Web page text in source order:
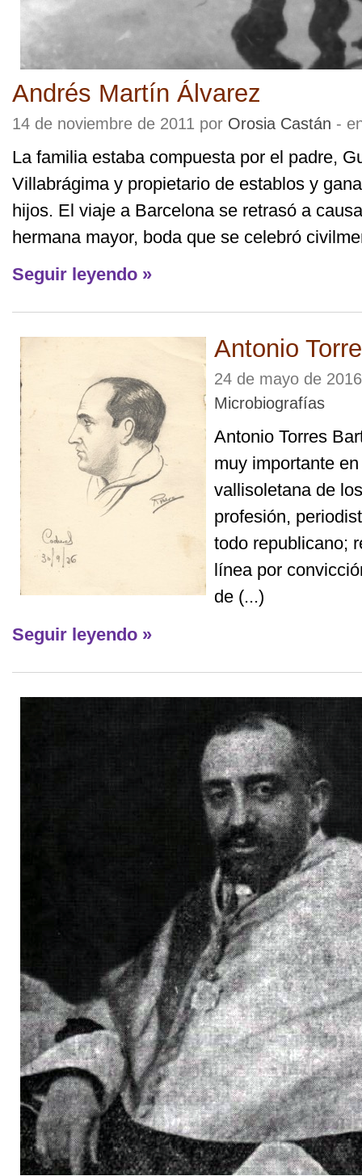
Andrés Martín Álvarez
14 de noviembre de 2011 por Orosia Castán -
La familia estaba compuesta por el padre,
Villabrágima y propietario de establos y
hijos. El viaje a Barcelona se retrasó a
hermana mayor, boda que se celebró
Seguir leyendo »
Antonio
24 de mayo de
Microbiografías
Antonio Torres
muy importante
vallisoletana de
profesión,
todo republicano;
línea por
de (...)
Seguir leyendo »